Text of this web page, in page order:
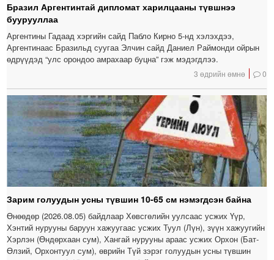
Бразил Аргентинтай дипломат харилцааны түвшнээ
буурууллаа
Аргентины Гадаад хэргийн сайд Пабло Кирно 5-нд хэлэхдээ,
Аргентинаас Бразильд суугаа Элчин сайд Даниел Раймонди ойрын
өдрүүдэд “улс орондоо амрахаар буцна” гэж мэдэгдлээ.
3 өдрийн өмнө 0
Зарим голуудын усны түвшин 10-65 см нэмэгдсэн байна
Өнөөдөр (2026.08.05) байдлаар Хөвсгөлийн уулсаас усжих Үүр,
Хэнтий нурууны баруун хажуугаас усжих Туул (Лүн), зүүн хажуугийн
Хэрлэн (Өндөрхаан сум), Хангай нурууны араас усжих Орхон (Бат-
Өлзий, Орхонтуул сум), өврийн Түй зэрэг голуудын усны түвшин